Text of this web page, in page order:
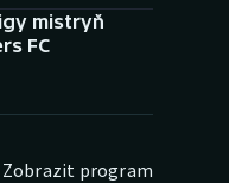
mistryň
FC
Zobrazit program